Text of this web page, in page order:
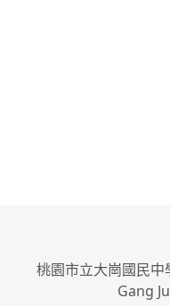
桃園市立大崗國
Gang